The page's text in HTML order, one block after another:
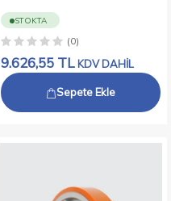
STOKTA
(0)
9.626,55 TL KDV DAHİL
Sepete Ekle